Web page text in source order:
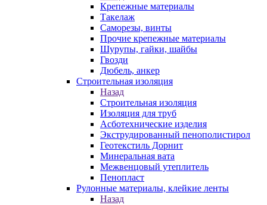
Крепежные материалы
Такелаж
Саморезы, винты
Прочие крепежные материалы
Шурупы, гайки, шайбы
Гвозди
Дюбель, анкер
Строительная изоляция
Назад
Строительная изоляция
Изоляция для труб
Асботехнические изделия
Экструдированный пенополистирол
Геотекстиль Дорнит
Минеральная вата
Межвенцовый утеплитель
Пенопласт
Рулонные материалы, клейкие ленты
Назад